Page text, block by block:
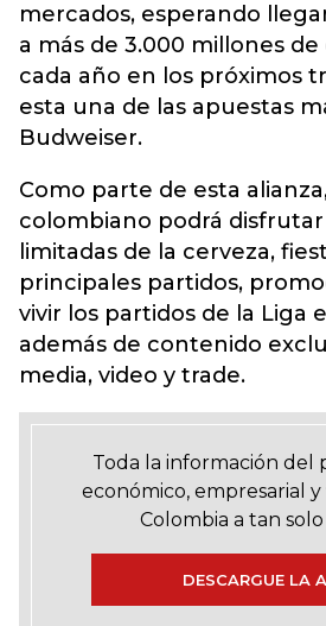
mercados, esperando
a más de 3.000 millones
cada año en los próximos
esta una de las apuestas
Budweiser.
Como parte de esta
colombiano podrá
limitadas de la cerveza,
principales partidos,
vivir los partidos de la Liga
además de contenido
media, video y trade.
Toda la información del
económico, empresarial
Colombia a tan
DESCARGUE LA